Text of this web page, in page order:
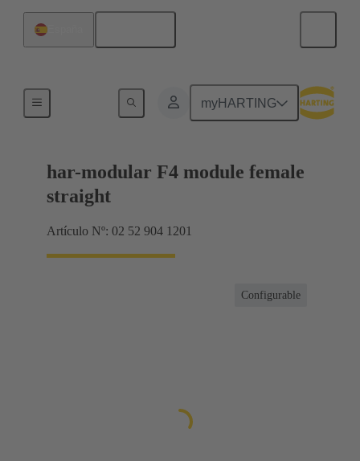
myHARTING
Terminación de placa madre a tarjeta hija
har-modular F4 module female
straight
Artículo Nº: 02 52 904 1201
Configurable